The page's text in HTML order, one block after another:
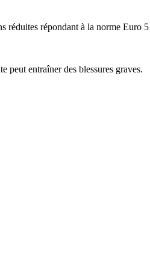
réduites répondant à la norme Euro 5
peut entraîner des blessures graves.